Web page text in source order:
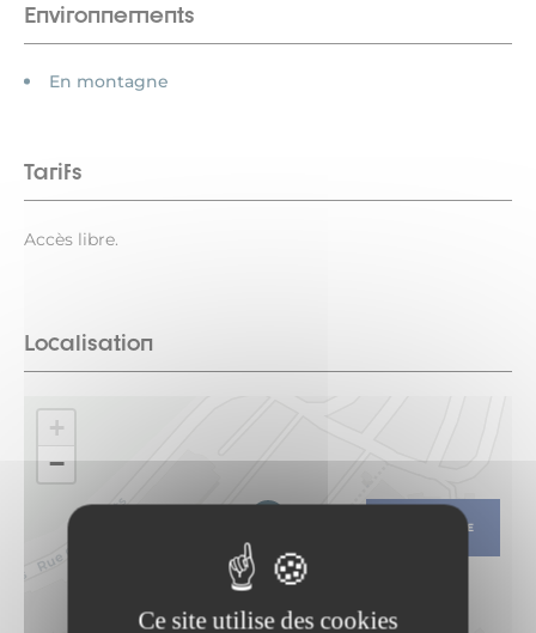
Ce site utilise des cookies
Environnements
En montagne
Tarifs
Accès libre.
Localisation
+
−
ITINÉRAIRE